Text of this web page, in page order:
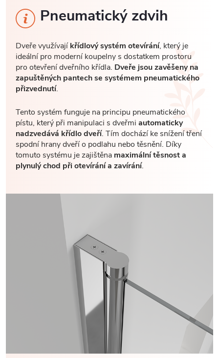
Pneumatický zdvih
Dveře využívajíkřídlový systém otevírání, který je
ideální pro moderní koupelny s dostatkem prostoru
pro otevření dveřního křídla. Dveře jsou zavěšeny na
zapuštěných pantech se systémem pneumatického
přizvednutí.
Tento systém funguje na principu pneumatického
pístu, který při manipulaci s dveřmi automaticky
nadzvedává křídlo dveří. Tím dochází ke snížení tření
spodní hrany dveří o podlahu nebo těsnění. Díky
tomuto systému je zajištěna maximální těsnost a
plynulý chod při otevírání a zavírání.